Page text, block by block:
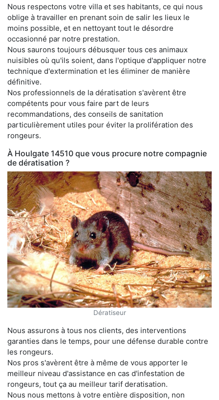
Nous respectons votre villa et ses habitants, ce qui nous
oblige à travailler en prenant soin de salir les lieux le
moins possible, et en nettoyant tout le désordre
occasionné par notre prestation.
Nous saurons toujours débusquer tous ces animaux
nuisibles où qu'ils soient, dans l'optique d'appliquer notre
technique d'extermination et les éliminer de manière
définitive.
Nos professionnels de la dératisation s'avèrent être
compétents pour vous faire part de leurs
recommandations, des conseils de sanitation
particulièrement utiles pour éviter la prolifération des
rongeurs.
À Houlgate 14510 que vous procure notre compagnie
de dératisation ?
Dératiseur
Nous assurons à tous nos clients, des interventions
garanties dans le temps, pour une défense durable contre
les rongeurs.
Nos pros s'avèrent être à même de vous apporter le
meilleur niveau d'assistance en cas d'infestation de
rongeurs, tout ça au meilleur tarif deratisation.
Nous nous mettons à votre entière disposition, non